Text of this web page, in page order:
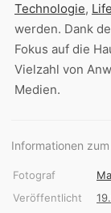
Technologie,
werden. Dank
Fokus auf die
Vielzahl von
Medien.
Informationen
Fotograf
Veröffentlicht